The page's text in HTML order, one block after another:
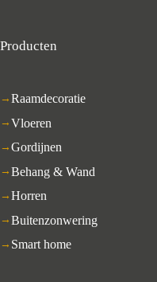
Producten
Raamdecoratie
Vloeren
Gordijnen
Behang & Wand
Horren
Buitenzonwering
Smart home